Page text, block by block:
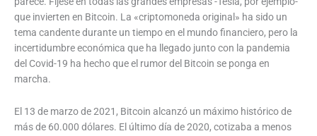
que invierten en Bitcoin. La «criptomoneda original» ha sido un
tema candente durante un tiempo en el mundo financiero, pero la
incertidumbre económica que ha llegado junto con la pandemia
del Covid-19 ha hecho que el rumor del Bitcoin se ponga en
marcha.
El 13 de marzo de 2021, Bitcoin alcanzó un máximo histórico de
más de 60.000 dólares. El último día de 2020, cotizaba a menos